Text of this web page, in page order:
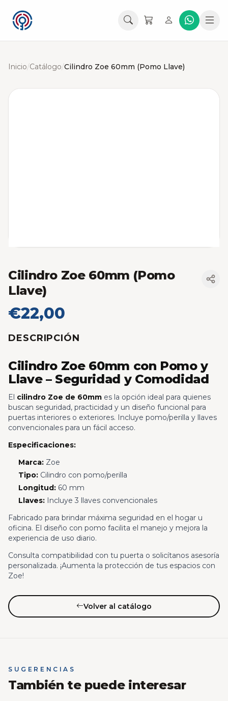
Inicio/Catálogo/Cilindro Zoe 60mm (Pomo Llave)
Cilindro Zoe 60mm (Pomo
Llave)
€22,00
DESCRIPCIÓN
Cilindro Zoe 60mm con Pomo y
Llave – Seguridad y Comodidad
El cilindro Zoe de 60mm es la opción ideal para quienes
buscan seguridad, practicidad y un diseño funcional para
puertas interiores o exteriores. Incluye pomo/perilla y llaves
convencionales para un fácil acceso.
Especificaciones:
Marca:Zoe
Tipo:Cilindro con pomo/perilla
Longitud:60 mm
Llaves:Incluye 3 llaves convencionales
Fabricado para brindar máxima seguridad en el hogar u
oficina. El diseño con pomo facilita el manejo y mejora la
experiencia de uso diario.
Consulta compatibilidad con tu puerta o solicítanos asesoría
personalizada. ¡Aumenta la protección de tus espacios con
Zoe!
Volver al catálogo
SUGERENCIAS
También te puede interesar